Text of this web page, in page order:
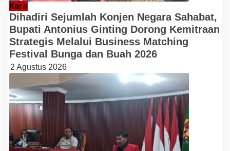
Karo
Dihadiri Sejumlah Konjen Negara Sahabat,
Bupati Antonius Ginting Dorong Kemitraan
Strategis Melalui Business Matching
Festival Bunga dan Buah 2026
2 Agustus 2026